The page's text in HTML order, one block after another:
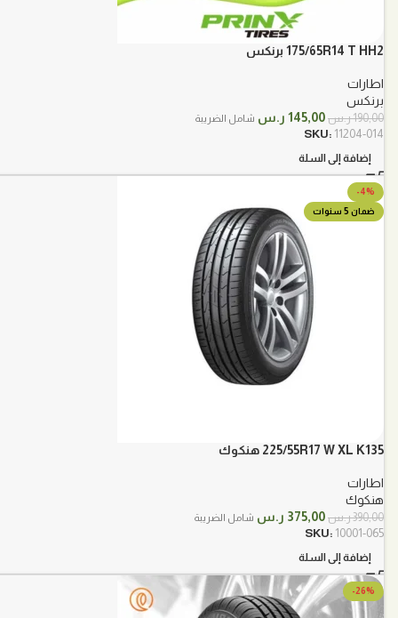
175/65R14 T HH2 برنكس
اطارات
برنكس
190,00ر.س السعر
الأصلي
هو:
145,00 ر.س السعر
شامل الضريبة
SKU: 11204-014
إضافة إلى السلة
-4%
ضمان 5 سنوات
225/55R17 W XL K135 هنكوك
اطارات
هنكوك
390,00ر.س السعر
الأصلي
هو:
375,00 ر.س السعر
شامل الضريبة
SKU: 10001-065
إضافة إلى السلة
-26%